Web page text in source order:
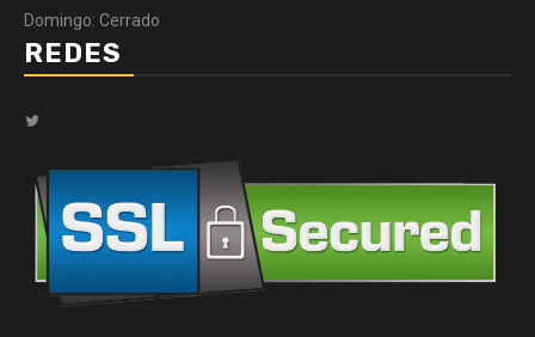
Domingo: Cerrado
REDES
Twitter